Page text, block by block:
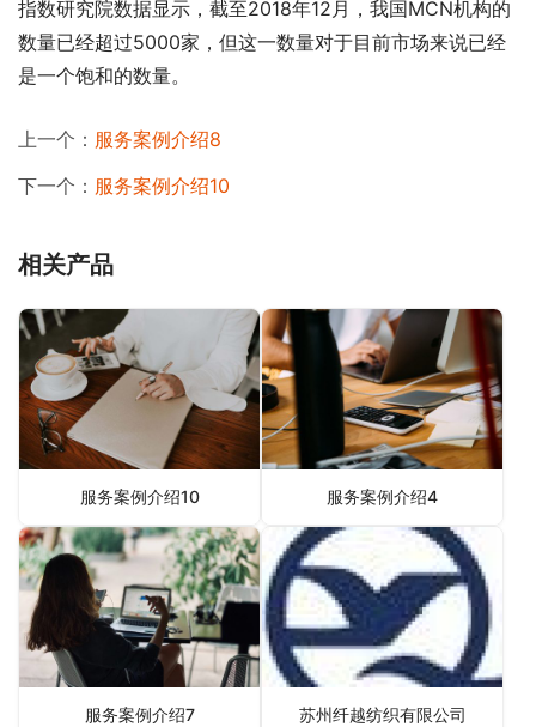
指数研究院数据显示，截至2018年12月，我国MCN机构的
数量已经超过5000家，但这一数量对于目前市场来说已经
是一个饱和的数量。
上一个： 服务案例介绍8
下一个： 服务案例介绍10
相关产品
服务案例介绍10 服务案例介绍4
服务案例介绍7 苏州纤越纺织有限公司